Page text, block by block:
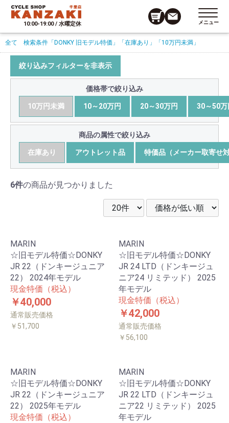
10:00-19:00 / 水曜定休 メニュー
全て 検索条件 「DONKY 旧モデル特価」 「在庫あり」 「10万円未満」
絞り込みフィルターを非表示
価格帯で絞り込み
10万円未満 10～20万円 20～30万円 30～50万
商品の属性で絞り込み
在庫あり アウトレット品 特価品（メーカー取寄せ
6件の商品が見つかりました
MARIN
☆旧モデル特価☆DONKY
JR 22（ドンキージュニア
22） 2024年モデル
現金特価（税込）
￥40,000
通常販売価格
￥51,700
MARIN
☆旧モデル特価☆DONKY
JR 24 LTD（ドンキージュ
ニア24 リミテッド） 2025
年モデル
現金特価（税込）
￥42,000
通常販売価格
￥56,100
MARIN
☆旧モデル特価☆DONKY
JR 22（ドンキージュニア
22） 2025年モデル
現金特価（税込）
MARIN
☆旧モデル特価☆DONKY
JR 22 LTD（ドンキージュ
ニア22 リミテッド） 2025
年モデル